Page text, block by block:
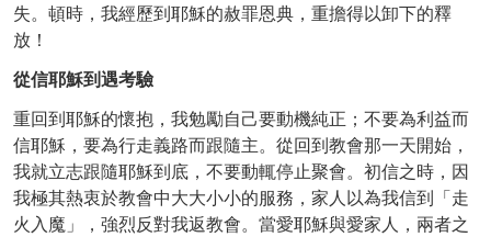
失。頓時，我經歷到耶穌的赦罪恩典，重擔得以卸下的釋
放！
從信耶穌到遇考驗
重回到耶穌的懷抱，我勉勵自己要動機純正；不要為利益而
信耶穌，要為行走義路而跟隨主。從回到教會那一天開始，
我就立志跟隨耶穌到底，不要動輒停止聚會。初信之時，因
我極其熱衷於教會中大大小小的服務，家人以為我信到「走
火入魔」，強烈反對我返教會。當愛耶穌與愛家人，兩者之